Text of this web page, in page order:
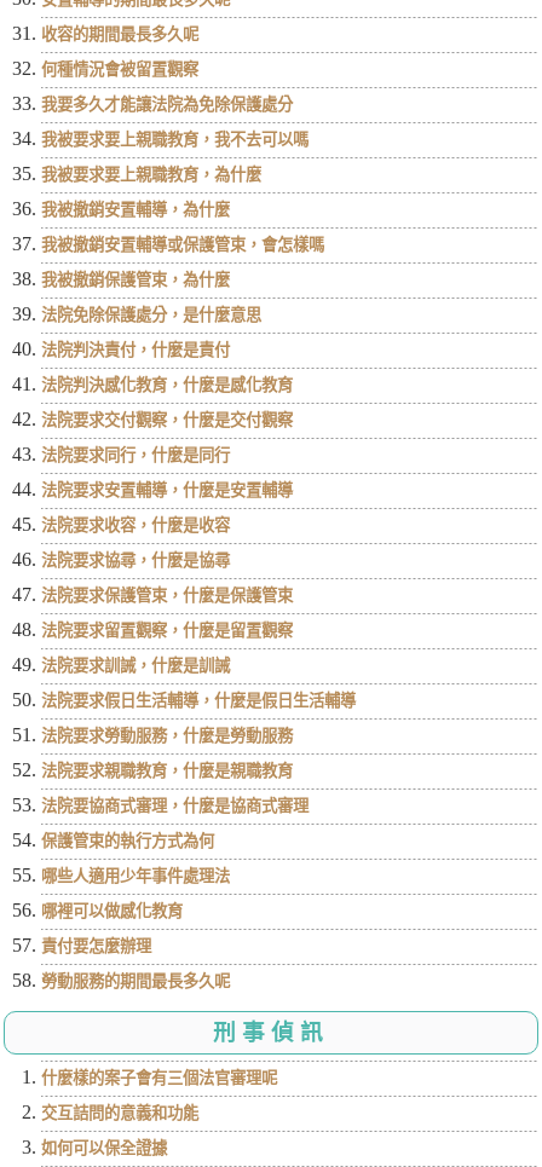
收容的期間最長多久呢
何種情況會被留置觀察
我要多久才能讓法院為免除保護處分
我被要求要上親職教育，我不去可以嗎
我被要求要上親職教育，為什麼
我被撤銷安置輔導，為什麼
我被撤銷安置輔導或保護管束，會怎樣嗎
我被撤銷保護管束，為什麼
法院免除保護處分，是什麼意思
法院判決責付，什麼是責付
法院判決感化教育，什麼是感化教育
法院要求交付觀察，什麼是交付觀察
法院要求同行，什麼是同行
法院要求安置輔導，什麼是安置輔導
法院要求收容，什麼是收容
法院要求協尋，什麼是協尋
法院要求保護管束，什麼是保護管束
法院要求留置觀察，什麼是留置觀察
法院要求訓誡，什麼是訓誡
法院要求假日生活輔導，什麼是假日生活輔導
法院要求勞動服務，什麼是勞動服務
法院要求親職教育，什麼是親職教育
法院要協商式審理，什麼是協商式審理
保護管束的執行方式為何
哪些人適用少年事件處理法
哪裡可以做感化教育
責付要怎麼辦理
勞動服務的期間最長多久呢
刑事偵訊
什麼樣的案子會有三個法官審理呢
交互詰問的意義和功能
如何可以保全證據